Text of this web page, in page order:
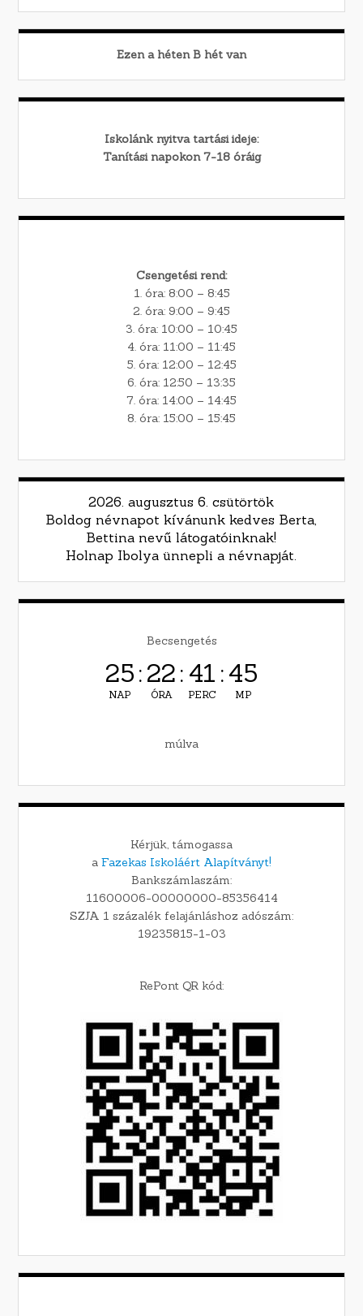
Ezen a héten B hét van
Iskolánk nyitva tartási ideje:
Tanítási napokon 7-18 óráig
Csengetési rend:
1. óra: 8:00 – 8:45
2. óra: 9:00 – 9:45
3. óra: 10:00 – 10:45
4. óra: 11:00 – 11:45
5. óra: 12:00 – 12:45
6. óra: 12:50 – 13:35
7. óra: 14:00 – 14:45
8. óra: 15:00 – 15:45
2026. augusztus 6. csütörtök
Boldog névnapot kívánunk kedves Berta,
Bettina nevű látogatóinknak!
Holnap Ibolya ünnepli a névnapját.
Becsengetés
25
NAP
:22
ÓRA
: 41
PERC
:44
MP
múlva
Kérjük, támogassa
a Fazekas Iskoláért Alapítványt!
Bankszámlaszám:
11600006-00000000-85356414
SZJA 1 százalék felajánláshoz adószám:
19235815-1-03
RePont QR kód: